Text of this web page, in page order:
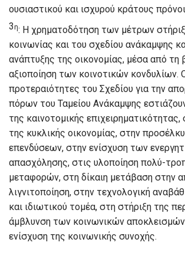
ουσιαστικού και ισχυρού κράτους
3η: Η χρηματοδότηση των μέτρων
κοινωνίας και του σχεδίου ανάκαμψης
ανάπτυξης της οικονομίας, μέσα από τη
αξιοποίηση των κοινοτικών κονδυλίων.
προτεραιότητες του Σχεδίου για την
πόρων του Ταμείου Ανάκαμψης
της καινοτομικής επιχειρηματικότητας,
της κυκλικής οικονομίας, στην
επενδύσεων, στην ενίσχυση των
απασχόλησης, στις υλοποίηση πολύ-
μεταφορών, στη δίκαιη μετάβαση στην
λιγνιτοποίηση, στην τεχνολογική
και ιδιωτικού τομέα, στη στήριξη της
άμβλυνση των κοινωνικών
ενίσχυση της κοινωνικής συνοχής.